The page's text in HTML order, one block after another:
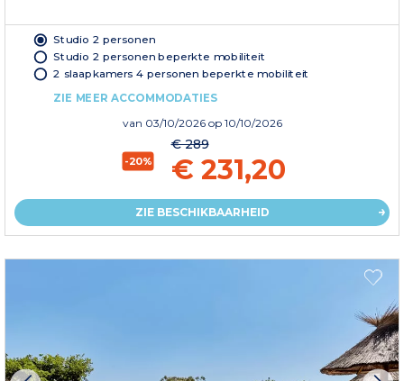
Studio 2 personen
Studio 2 personen beperkte mobiliteit
2 slaapkamers 4 personen beperkte mobiliteit
ZIE MEER ACCOMMODATIES
van 03/10/2026 op 10/10/2026
-20%
€ 289
€ 231,20
ZIE BESCHIKBAARHEID